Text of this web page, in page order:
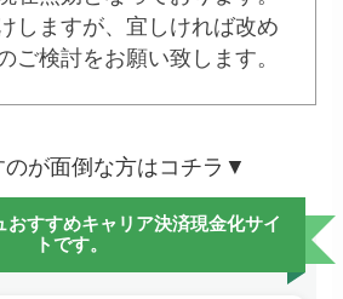
しますが、宜しければ改め
ご検討をお願い致します。
が面倒な方はコチラ▼
おすすめキャリア決済現金化サイ
トです。